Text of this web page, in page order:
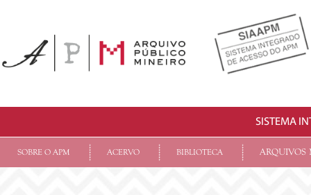
SISTEMA
SOBRE O APM ACERVO BIBLIOTECA ARQUIVOS